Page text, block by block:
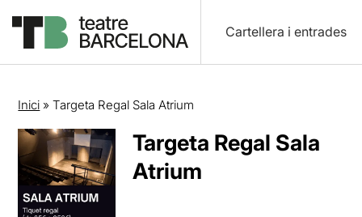
Cartellera i entrades
Inici »Targeta Regal Sala Atrium
Targeta Regal Sala
Atrium